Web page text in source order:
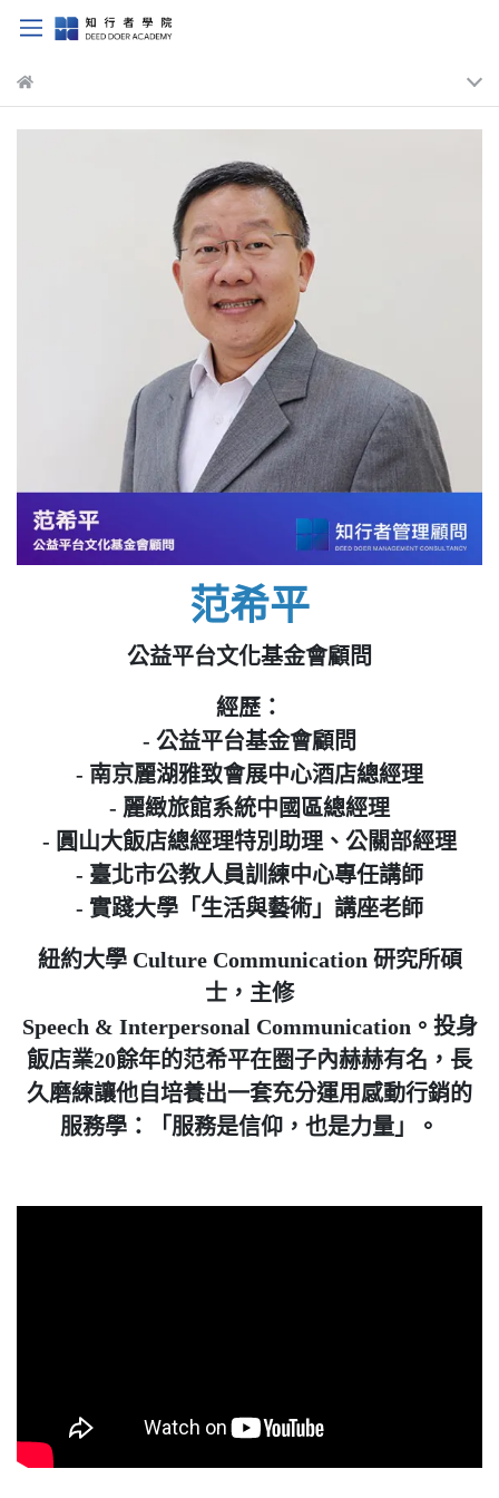
范希平
公益平台文化基金會顧問
經歷：
- 公益平台基金會顧問
- 南京麗湖雅致會展中心酒店總經理
- 麗緻旅館系統中國區總經理
- 圓山大飯店總經理特別助理、公關部經理
- 臺北市公教人員訓練中心專任講師
- 實踐大學「生活與藝術」講座老師
紐約大學 Culture Communication 研究所碩
士，主修
Speech & Interpersonal Communication。投身
飯店業20餘年的范希平在圈子內赫赫有名，長
久磨練讓他自培養出一套充分運用感動行銷的
服務學：「服務是信仰，也是力量」。